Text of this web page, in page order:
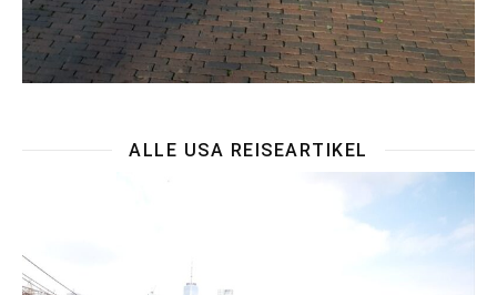
ALLE USA REISEARTIKEL